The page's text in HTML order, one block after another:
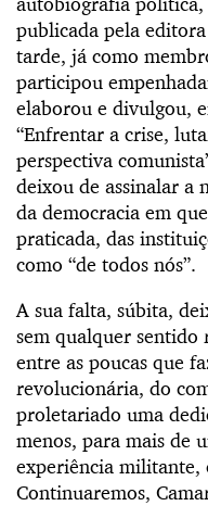
publicada pela
tarde, já como
participou
elaborou e divulgou,
“Enfrentar a crise,
perspectiva
deixou de assinalar a
da democracia em
praticada, das
como “de todos nós”.
A sua falta, súbita,
sem qualquer sentido
entre as poucas que
revolucionária, do
proletariado uma
menos, para mais de
experiência militante,
Continuaremos,